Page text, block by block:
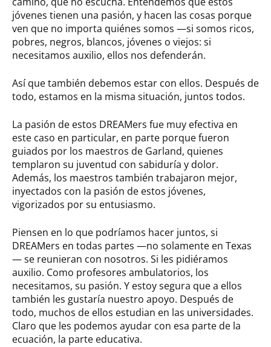
jóvenes tienen una pasión, y hacen las cosas porque
ven que no importa quiénes somos —si somos ricos,
pobres, negros, blancos, jóvenes o viejos: si
necesitamos auxilio, ellos nos defenderán.
Así que también debemos estar con ellos. Después de
todo, estamos en la misma situación, juntos todos.
La pasión de estos DREAMers fue muy efectiva en
este caso en particular, en parte porque fueron
guiados por los maestros de Garland, quienes
templaron su juventud con sabiduría y dolor.
Además, los maestros también trabajaron mejor,
inyectados con la pasión de estos jóvenes,
vigorizados por su entusiasmo.
Piensen en lo que podríamos hacer juntos, si
DREAMers en todas partes —no solamente en Texas
— se reunieran con nosotros. Si les pidiéramos
auxilio. Como profesores ambulatorios, los
necesitamos, su pasión. Y estoy segura que a ellos
también les gustaría nuestro apoyo. Después de
todo, muchos de ellos estudian en las universidades.
Claro que les podemos ayudar con esa parte de la
ecuación, la parte educativa.